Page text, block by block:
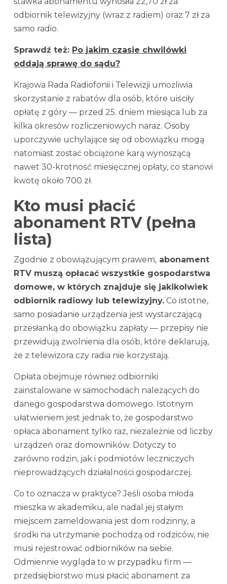
odbiornik telewizyjny (wraz z radiem) oraz 7 zł za
samo radio.
Sprawdź też: Po jakim czasie chwilówki
oddają sprawę do sądu?
Krajowa Rada Radiofonii i Telewizji umożliwia
skorzystanie z rabatów dla osób, które uiściły
opłatę z góry — przed 25. dniem miesiąca lub za
kilka okresów rozliczeniowych naraz. Osoby
uporczywie uchylające się od obowiązku mogą
natomiast zostać obciążone karą wynoszącą
nawet 30-krotność miesięcznej opłaty, co stanowi
kwotę około 700 zł.
Kto musi płacić
abonament RTV (pełna
lista)
Zgodnie z obowiązującym prawem, abonament
RTV muszą opłacać wszystkie gospodarstwa
domowe, w których znajduje się jakikolwiek
odbiornik radiowy lub telewizyjny. Co istotne,
samo posiadanie urządzenia jest wystarczającą
przesłanką do obowiązku zapłaty — przepisy nie
przewidują zwolnienia dla osób, które deklarują,
że z telewizora czy radia nie korzystają.
Opłata obejmuje również odbiorniki
zainstalowane w samochodach należących do
danego gospodarstwa domowego. Istotnym
ułatwieniem jest jednak to, że gospodarstwo
opłaca abonament tylko raz, niezależnie od liczby
urządzeń oraz domowników. Dotyczy to
zarówno rodzin, jak i podmiotów leczniczych
nieprowadzących działalności gospodarczej.
Co to oznacza w praktyce? Jeśli osoba młoda
mieszka w akademiku, ale nadal jej stałym
miejscem zameldowania jest dom rodzinny, a
środki na utrzymanie pochodzą od rodziców, nie
musi rejestrować odbiorników na siebie.
Odmiennie wygląda to w przypadku firm —
przedsiębiorstwo musi płacić abonament za